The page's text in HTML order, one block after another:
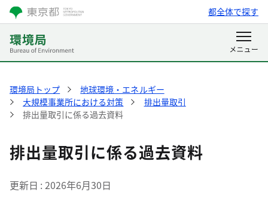
都全体で探す
環境局トップ
地球環境・エネルギー
大規模事業所における対策
排出量取引
排出量取引に係る過去資料
排出量取引に係る過去資料
更新日 2026年6月30日